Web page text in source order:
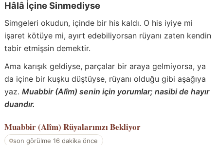
Hâlâ İçine Sinmediyse
Simgeleri okudun, içinde bir his kaldı. O his iyiye mi
işaret kötüye mi, ayırt edebiliyorsan rüyanı zaten kendin
tabir etmişsin demektir.
Ama karışık geldiyse, parçalar bir araya gelmiyorsa, ya
da içine bir kuşku düştüyse, rüyanı olduğu gibi aşağıya
yaz. Muabbir (Alîm) senin için yorumlar; nasibi de hayır
duandır.
Muabbir (Alîm) Rüyalarınızı Bekliyor
son görülme 16 dakika önce